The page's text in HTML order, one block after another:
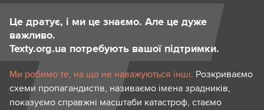
Це дратує, і ми це знаємо. Але це дуже
важливо.
Texty.org.ua потребують вашої підтримки.
Ми робимо те, на що не наважуються інші. Розкриваємо
схеми пропагандистів, називаємо імена зрадників,
показуємо справжні масштаби катастроф, стаємо